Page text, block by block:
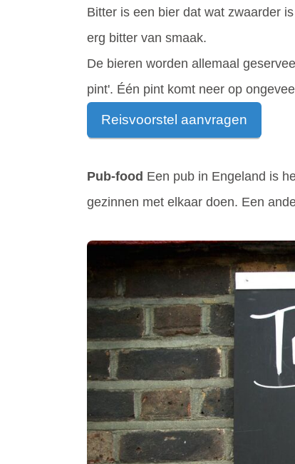
Bitter is een bier dat wat zwaarder
erg bitter van smaak.
De bieren worden allemaal
pint'. Één pint komt neer op
Reisvoorstel aanvragen
Pub-food Een pub in Engeland is
gezinnen met elkaar doen. Een